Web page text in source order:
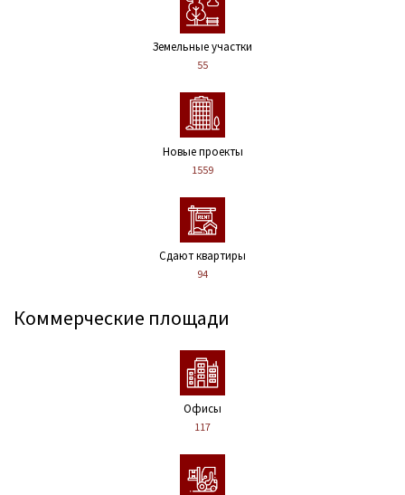
Земельные участки
55
Новые проекты
1559
Сдают квартиры
94
Коммерческие площади
Офисы
117